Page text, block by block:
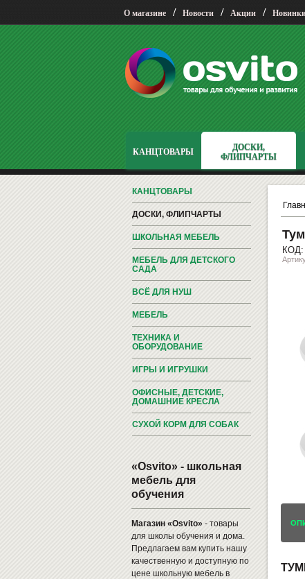
О магазине / Новости / Акции /
КАНЦТОВАРЫ
ДОСКИ,
ФЛИПЧАРТЫ
КАНЦТОВАРЫ
ДОСКИ, ФЛИПЧАРТЫ
ШКОЛЬНАЯ МЕБЕЛЬ
МЕБЕЛЬ ДЛЯ ДЕТСКОГО
САДА
ВСЁ ДЛЯ НУШ
МЕБЕЛЬ
ТЕХНИКА И
ОБОРУДОВАНИЕ
ИГРЫ И ИГРУШКИ
ОФИСНЫЕ, ДЕТСКИЕ,
ДОМАШНИЕ КРЕСЛА
СУХОЙ КОРМ ДЛЯ СОБАК
«Osvito» - школьная
мебель для
обучения
Магазин «Osvito»- товары
для школы обучения и дома.
Предлагаем вам купить нашу
качественную и доступную по
цене школьную мебель в
КОД: